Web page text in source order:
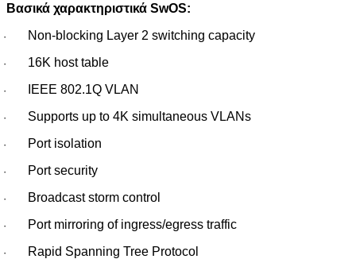
Βασικά χαρακτηριστικά SwOS:
· Non-blocking Layer 2 switching capacity
· 16K host table
· IEEE 802.1Q VLAN
· Supports up to 4K simultaneous VLANs
· Port isolation
· Port security
· Broadcast storm control
· Port mirroring of ingress/egress traffic
· Rapid Spanning Tree Protocol